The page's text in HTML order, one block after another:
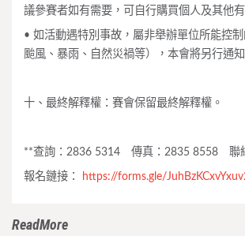
議參賽者如有需要，可自行購買個人及其他
• 如活動遇特別事故，屬非舉辦單位所能控制
颱風、暴雨、自然災禍等），本會將另行通
十、最終解釋權：賽會保留最終解釋權。
**查詢：2836 5314 傳真：2835 8558 聯
報名鏈接： https://forms.gle/
ReadMore